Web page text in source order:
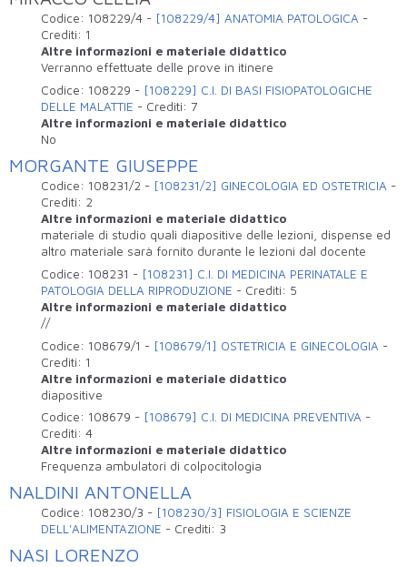
Codice: 108229/4 - [108229/4] ANATOMIA PATOLOGICA -
Crediti: 1
Altre informazioni e materiale didattico
Verranno effettuate delle prove in itinere
Codice: 108229 - [108229] C.I. DI BASI FISIOPATOLOGICHE
DELLE MALATTIE - Crediti: 7
Altre informazioni e materiale didattico
No
MORGANTE GIUSEPPE
Codice: 108231/2 - [108231/2] GINECOLOGIA ED OSTETRICIA -
Crediti: 2
Altre informazioni e materiale didattico
materiale di studio quali diapositive delle lezioni, dispense ed
altro materiale sarà fornito durante le lezioni dal docente
Codice: 108231 - [108231] C.I. DI MEDICINA PERINATALE E
PATOLOGIA DELLA RIPRODUZIONE - Crediti: 5
Altre informazioni e materiale didattico
//
Codice: 108679/1 - [108679/1] OSTETRICIA E GINECOLOGIA -
Crediti: 1
Altre informazioni e materiale didattico
diapositive
Codice: 108679 - [108679] C.I. DI MEDICINA PREVENTIVA -
Crediti:4
Altre informazioni e materiale didattico
Frequenza ambulatori di colpocitologia
NALDINI ANTONELLA
Codice: 108230/3 - [108230/3] FISIOLOGIA E SCIENZE
DELL'ALIMENTAZIONE - Crediti: 3
NASI LORENZO